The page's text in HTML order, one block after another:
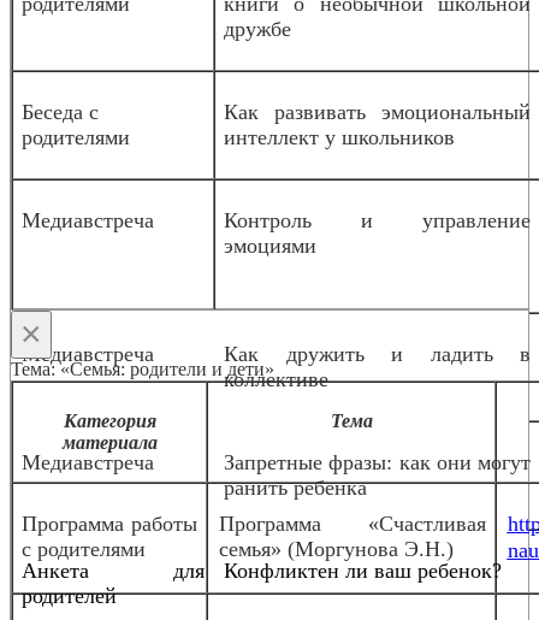
дружбе
Беседа с
родителями
Как развивать эмоциональный
интеллект у школьников
Медиавстреча
Контроль и управление
эмоциями
Медиавстреча
Как дружить и ладить в
коллективе
Медиавстреча
Запретные фразы: как они могут
ранить ребенка
Анкета для
родителей
Конфликтен ли ваш ребенок?
×
Тема: «Семья: родители и дети»
Категория
материала
Тема
Программа работы
с родителями
Программа «Счастливая
семья» (Моргунова Э.Н.)